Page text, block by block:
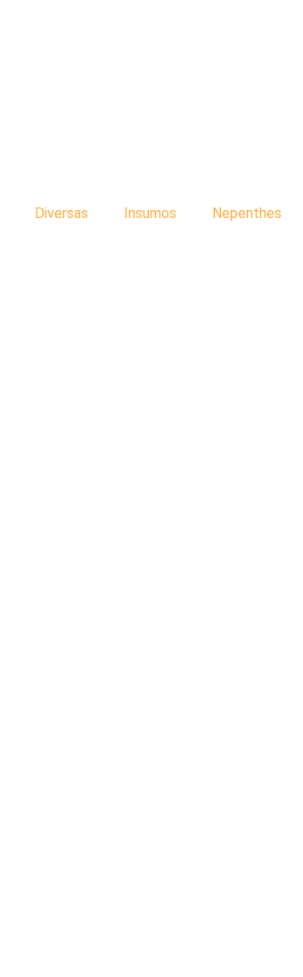
Diversas Insumos Nepenthes